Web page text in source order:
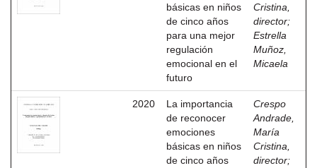
básicas en niños
de cinco años
para una mejor
regulación
emocional en el
futuro
Cristina,
director;
Estrella
Muñoz,
Micaela
2020
La importancia
de reconocer
emociones
básicas en niños
de cinco años
Crespo
Andrade,
María
Cristina,
director;